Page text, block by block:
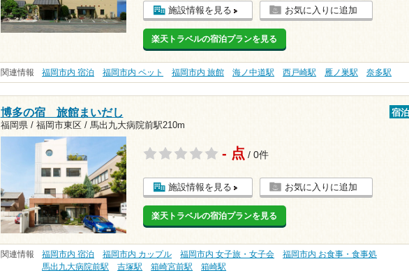
施設情報を見る お気に入りに追加
楽天トラベルの宿泊プランを見る
関連情報 福岡市内 宿泊 福岡市内 ペット 福岡市内 旅館 海ノ中道駅 西戸崎駅 雁ノ巣駅 奈多駅
博多の宿 旅館まいだし
福岡県 / 福岡市東区 / 馬出九大病院前駅210m
宿泊
- 点 / 0件
施設情報を見る お気に入りに追加
楽天トラベルの宿泊プランを見る
関連情報 福岡市内 宿泊 福岡市内 カップル 福岡市内 女子旅・女子会
福岡市内 お食事・食事処
馬出九大病院前駅
吉塚駅 箱崎宮前駅 箱崎駅